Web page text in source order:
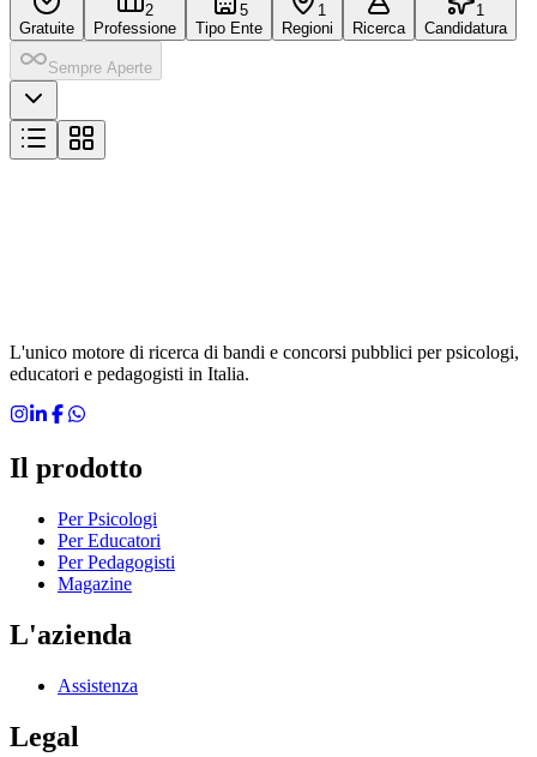
Gratuite
2
Professione
5
Tipo Ente
1
Regioni
Ricerca
1
Candidatura
Sempre Aperte
L'unico motore di ricerca di bandi e concorsi pubblici per psicologi,
educatori e pedagogisti in Italia.
Il prodotto
Per Psicologi
Per Educatori
Per Pedagogisti
Magazine
L'azienda
Assistenza
Legal